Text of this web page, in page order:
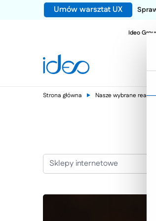
Umów warsztat UX
Ideo
Strona główna Nasze wybrane
Sklepy internetowe